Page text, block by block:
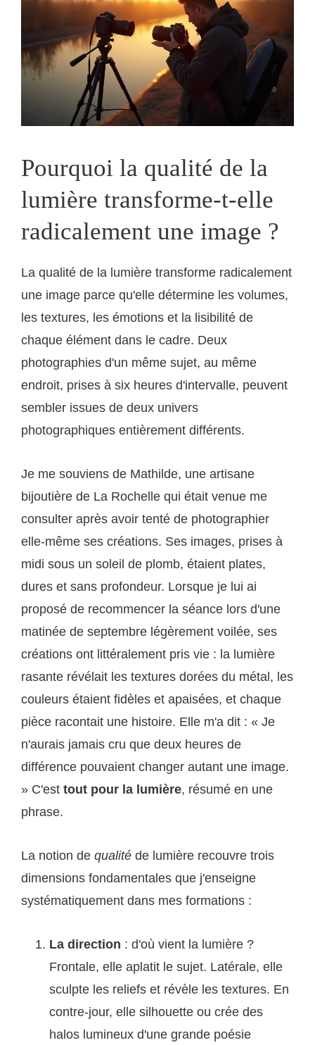
Pourquoi la qualité de la
lumière transforme-t-elle
radicalement une image ?
La qualité de la lumière transforme radicalement
une image parce qu'elle détermine les volumes,
les textures, les émotions et la lisibilité de
chaque élément dans le cadre. Deux
photographies d'un même sujet, au même
endroit, prises à six heures d'intervalle, peuvent
sembler issues de deux univers
photographiques entièrement différents.
Je me souviens de Mathilde, une artisane
bijoutière de La Rochelle qui était venue me
consulter après avoir tenté de photographier
elle-même ses créations. Ses images, prises à
midi sous un soleil de plomb, étaient plates,
dures et sans profondeur. Lorsque je lui ai
proposé de recommencer la séance lors d'une
matinée de septembre légèrement voilée, ses
créations ont littéralement pris vie : la lumière
rasante révélait les textures dorées du métal, les
couleurs étaient fidèles et apaisées, et chaque
pièce racontait une histoire. Elle m'a dit : « Je
n'aurais jamais cru que deux heures de
différence pouvaient changer autant une image.
» C'est tout pour la lumière, résumé en une
phrase.
La notion de qualité de lumière recouvre trois
dimensions fondamentales que j'enseigne
systématiquement dans mes formations :
La direction : d'où vient la lumière ?
Frontale, elle aplatit le sujet. Latérale, elle
sculpte les reliefs et révèle les textures. En
contre-jour, elle silhouette ou crée des
halos lumineux d'une grande poésie